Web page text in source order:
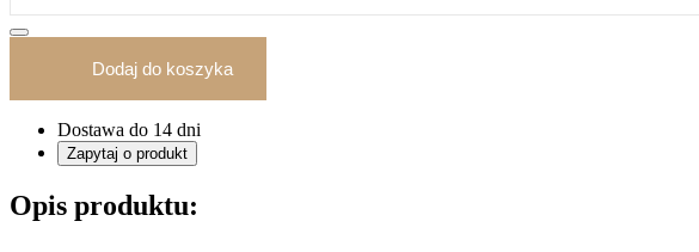
anemostatowa
zaślepka
Dodaj do koszyka
Dostawa do 14 dni
Zapytaj o produkt
Opis produktu: